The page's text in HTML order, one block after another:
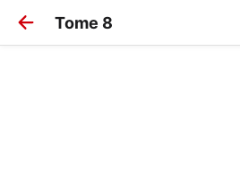
Tome 8